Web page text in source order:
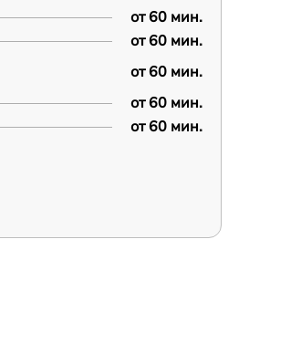
от 60 мин.
от 60 мин.
от 60 мин.
от 60 мин.
от 60 мин.